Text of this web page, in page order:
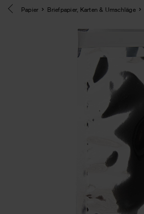
Eine Kategorie zurück navigieren
Papier Briefpapier, Karten & Umschläge